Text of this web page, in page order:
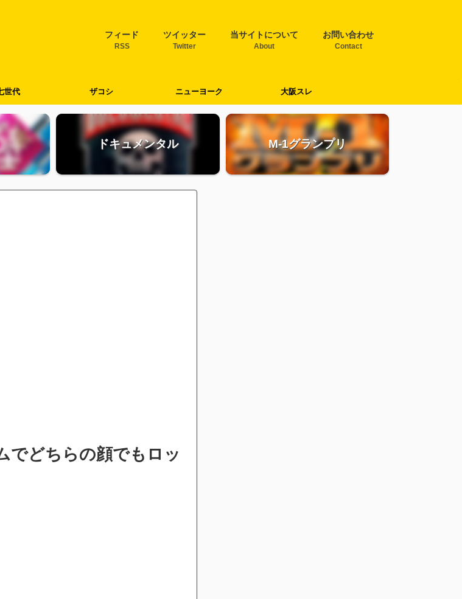
フィード
RSS
ツイッター
Twitter
当サイトについて
About
お問い合わせ
Contact
世代 ザコシ ニューヨーク 大阪スレ
ドキュメンタル M-1グランプリ
どちらの顔でもロッ